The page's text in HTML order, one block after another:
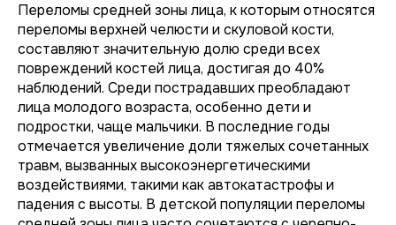
Переломы средней зоны лица, к которым относятся
переломы верхней челюсти и скуловой кости,
составляют значительную долю среди всех
повреждений костей лица, достигая до 40%
наблюдений. Среди пострадавших преобладают
лица молодого возраста, особенно дети и
подростки, чаще мальчики. В последние годы
отмечается увеличение доли тяжелых сочетанных
травм, вызванных высокоэнергетическими
воздействиями, такими как автокатастрофы и
падения с высоты. В детской популяции переломы